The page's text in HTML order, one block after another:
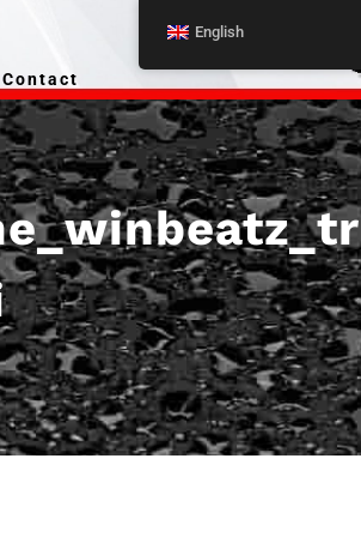
Contact
English